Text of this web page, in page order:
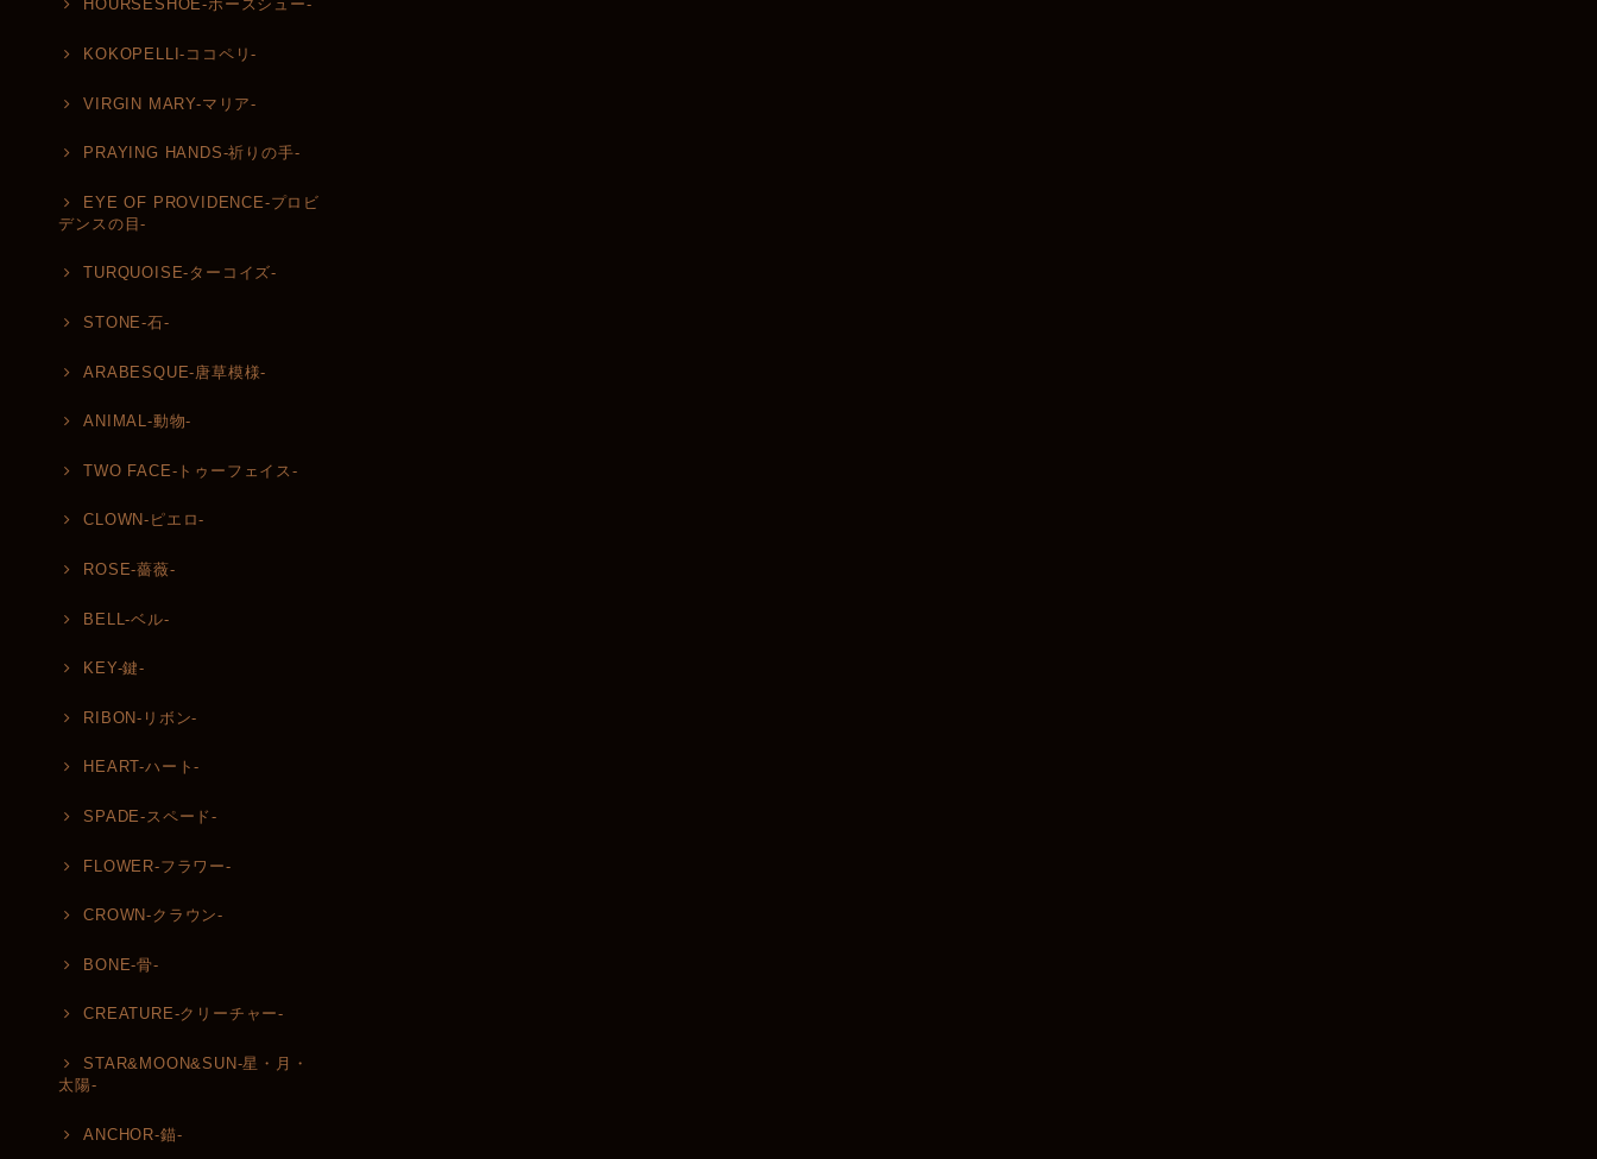
HOURSESHOE-ホースシュー-
KOKOPELLI-ココペリ-
VIRGIN MARY-マリア-
PRAYING HANDS-祈りの手-
EYE OF PROVIDENCE-プロビ
デンスの目-
TURQUOISE-ターコイズ-
STONE-石-
ARABESQUE-唐草模様-
ANIMAL-動物-
TWO FACE-トゥーフェイス-
CLOWN-ピエロ-
ROSE-薔薇-
BELL-ベル-
KEY-鍵-
RIBON-リボン-
HEART-ハート-
SPADE-スペード-
FLOWER-フラワー-
CROWN-クラウン-
BONE-骨-
CREATURE-クリーチャー-
STAR&MOON&SUN-星・月・
太陽-
ANCHOR-錨-